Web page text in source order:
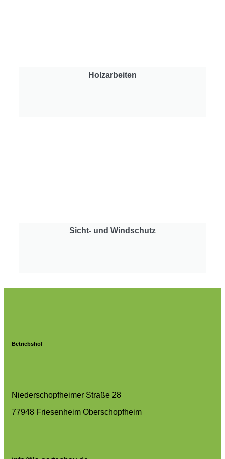
Holzarbeiten
Sicht- und Windschutz
Betriebshof
Niederschopfheimer Straße 28
77948 Friesenheim Oberschopfheim